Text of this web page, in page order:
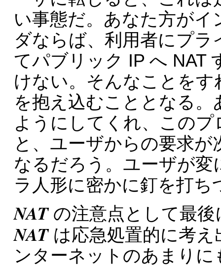
い事態だ。あなた方が
ダならば、利用者にプ
てパブリック IP へ NAT
けない。そんなことを
を抱え込むこととなる
ようにしてくれ、この
と、ユーザからの要求
なるだろう。ユーザが
ラ人形に密かに釘を打
NATの注意点として最後
NATは応急処置的に考え
ンターネットのあまり